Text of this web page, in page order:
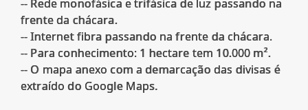
-- Rede monofásica e trifásica de luz passando na
frente da chácara.
-- Internet fibra passando na frente da chácara.
-- Para conhecimento: 1 hectare tem 10.000 m².
-- O mapa anexo com a demarcação das divisas é
extraído do Google Maps.